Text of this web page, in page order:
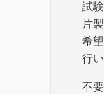
試
片
希
行
不